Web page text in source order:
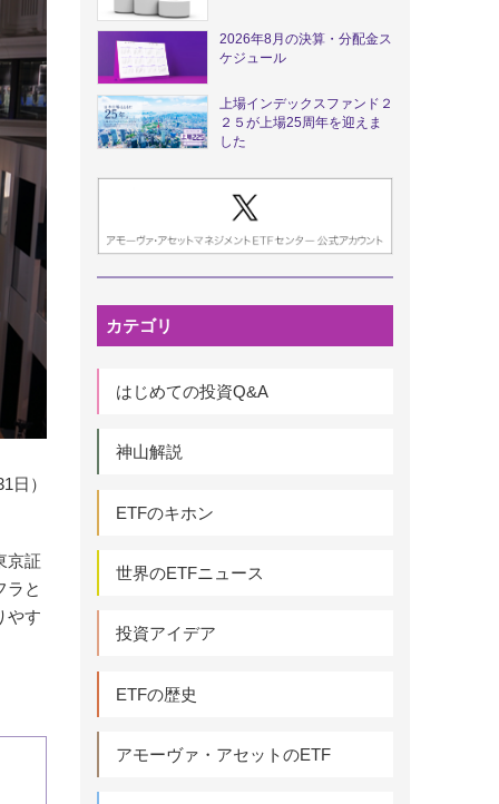
日）
京証
ラと
やす
2026年8月の決算・分配金ス
ケジュール
上場インデックスファンド２
２５が上場25周年を迎えま
した
カテゴリ
はじめての投資Q&A
神山解説
ETFのキホン
世界のETFニュース
投資アイデア
ETFの歴史
アモーヴァ・アセットのETF